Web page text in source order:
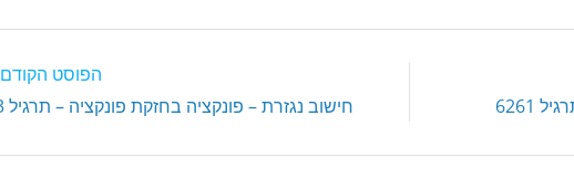
s
A
p
e
l
הפוסט הקודם
חישוב נגזרת – פונקציה בחזקת פונקציה – תרגיל 1023